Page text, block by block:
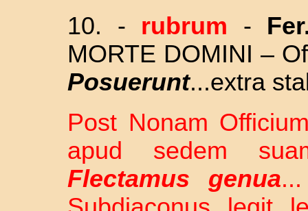
10. -
rubrum -
MORTE DOMINI –
Posuerunt...extra
Post Nonam
apud sedem
Flectamus genua